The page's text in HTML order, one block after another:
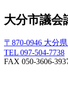
大分市議会
〒870-0946 大分
TEL 097-504-7738
FAX 050-3606-